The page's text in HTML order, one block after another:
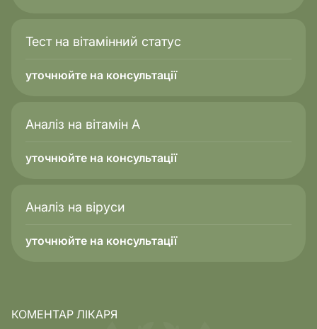
Тест на вітамінний статус
уточнюйте на консультації
Аналіз на вітамін А
уточнюйте на консультації
Аналіз на віруси
уточнюйте на консультації
КОМЕНТАР ЛІКАРЯ